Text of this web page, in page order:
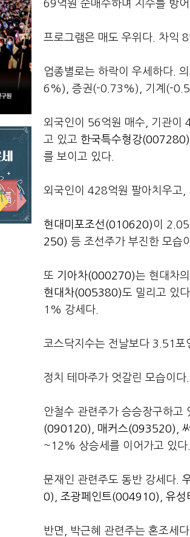
69억원 순매수하며 지수를 방어
프로그램은 매도 우위다. 차익
업종별로는 하락이 우세하다.
6%), 증권(-0.73%), 기계(-
외국인이 56억원 매수, 기관이
고 있고 한국특수형강(007280)
를 보이고 있다.
외국인이 428억원 팔아치우고,
현대미포조선(010620)이
250) 등 조선주가 부진한 모습
또 기아차(000270)는 현대차
현대차(005380)도 밀리고 있
1% 강세다.
코스닥지수는 전날보다 3.51
정치 테마주가 엇갈린 모습이다.
안철수 관련주가 승승장구하고
(090120)
매커스(093520)
~12% 상승세를 이어가고 있다.
문재인 관련주도 동반 강세다.
0)
조광페인트(004910) 유성
반면, 박근혜 관련주는 혼조세다.